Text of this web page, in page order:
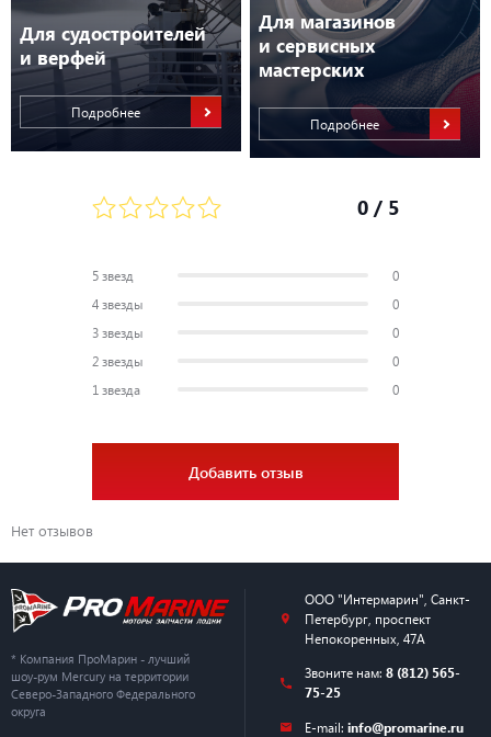
Для судостроителей
и верфей
Подробнее
Для магазинов
и сервисных
мастерских
Подробнее
ТАКТН.)
0 / 5
5 звезд
0
4 звезды
0
3 звезды
0
2 звезды
0
1 звезда
0
Добавить отзыв
Нет отзывов
* Компания ПроМарин - лучший
шоу-рум Mercury на территории
Северо-Западного Федерального
округа
ООО "Интермарин" Санкт-
Петербург, проспект
Непокоренных, 47А
Звоните нам: 8 (812) 565-
75-25
E-mail: info@promarine.ru